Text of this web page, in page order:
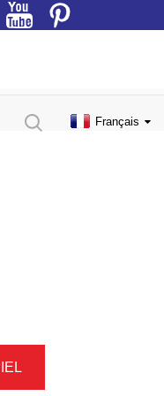
Français